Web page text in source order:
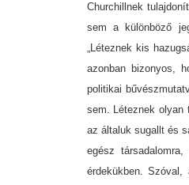
Churchillnek
sem a különböző
„Léteznek kis
azonban bizonyos,
politikai
sem. Léteznek olyan
az általuk sugallt és
egész
érdekükben.